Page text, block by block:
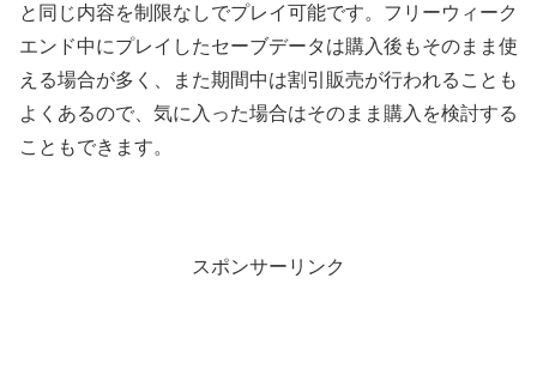
と同じ内容を制限なしでプレイ可能です。フリーウィーク
エンド中にプレイしたセーブデータは購入後もそのまま使
える場合が多く、また期間中は割引販売が行われることも
よくあるので、気に入った場合はそのまま購入を検討する
こともできます。
スポンサーリンク